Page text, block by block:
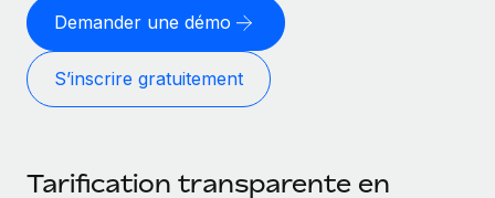
Demander une démo
S’inscrire gratuitement
Tarification transparente en